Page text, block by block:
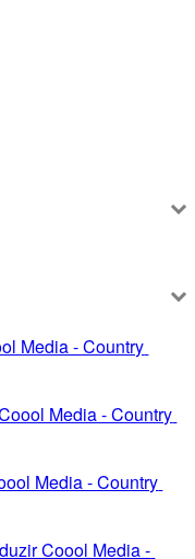
Media - Country
Media - Country
Media - Country
Coool Media -